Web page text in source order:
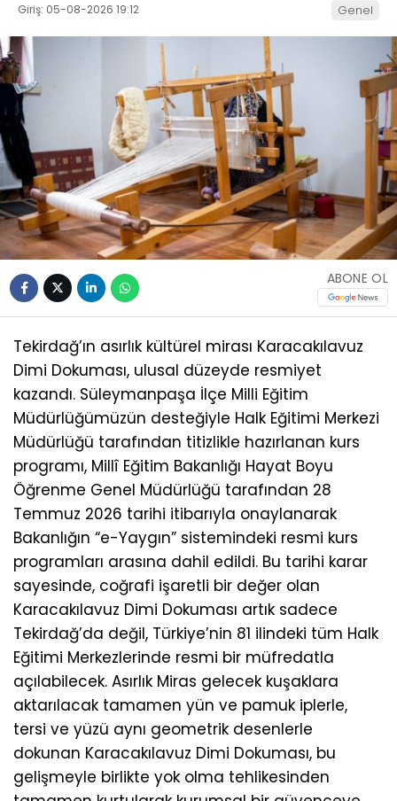
Giriş: 05-08-2026 19:12 Genel
ABONE OL
Tekirdağ’ın asırlık kültürel mirası Karacakılavuz
Dimi Dokuması, ulusal düzeyde resmiyet
kazandı. Süleymanpaşa İlçe Milli Eğitim
Müdürlüğümüzün desteğiyle Halk Eğitimi Merkezi
Müdürlüğü tarafından titizlikle hazırlanan kurs
programı, Millî Eğitim Bakanlığı Hayat Boyu
Öğrenme Genel Müdürlüğü tarafından 28
Temmuz 2026 tarihi itibarıyla onaylanarak
Bakanlığın “e-Yaygın” sistemindeki resmi kurs
programları arasına dahil edildi. Bu tarihi karar
sayesinde, coğrafi işaretli bir değer olan
Karacakılavuz Dimi Dokuması artık sadece
Tekirdağ’da değil, Türkiye’nin 81 ilindeki tüm Halk
Eğitimi Merkezlerinde resmi bir müfredatla
açılabilecek. Asırlık Miras gelecek kuşaklara
aktarılacak tamamen yün ve pamuk iplerle,
tersi ve yüzü aynı geometrik desenlerle
dokunan Karacakılavuz Dimi Dokuması, bu
gelişmeyle birlikte yok olma tehlikesinden